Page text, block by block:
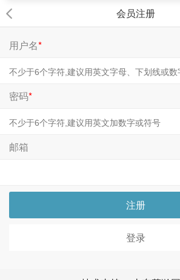
会员注册
用户名*
密码*
邮箱
注册
登录